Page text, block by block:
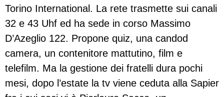
Torino International. La rete trasmette sui canali
32 e 43 Uhf ed ha sede in corso Massimo
D’Azeglio 122. Propone quiz, una candod
camera, un contenitore mattutino, film e
telefilm. Ma la gestione dei fratelli dura pochi
mesi, dopo l’estate la tv viene ceduta alla Sapier